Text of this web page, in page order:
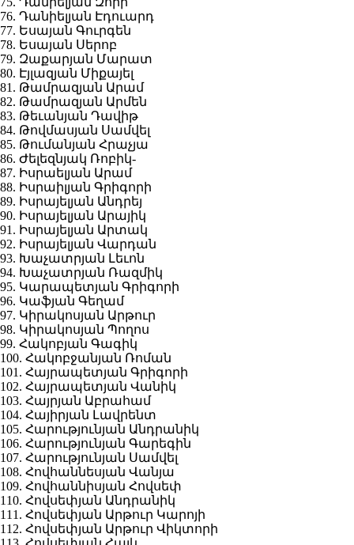
76. Դանիելյան Էդուարդ
77. Եսայան Գուրգեն
78. Եսայան Սերոբ
79. Զաքարյան Մարատ
80. Էյլազյան Միքայել
81. Թամրազյան Արամ
82. Թամրազյան Արմեն
83. Թեւանյան Դավիթ
84. Թովմասյան Սամվել
85. Թումանյան Հրաչյա
86. Ժելեզնյակ Ռոբիկ-
87. Իսրաելյան Արամ
88. Իսրաիլյան Գրիգորի
89. Իսրայելյան Անդրեյ
90. Իսրայելյան Արայիկ
91. Իսրայելյան Արտակ
92. Իսրայելյան Վարդան
93. Խաչատրյան Լեւոն
94. Խաչատրյան Ռազմիկ
95. Կարապետյան Գրիգորի
96. Կաֆյան Գեղամ
97. Կիրակոսյան Արթուր
98. Կիրակոսյան Պողոս
99. Հակոբյան Գագիկ
100. Հակոբջանյան Ռոման
101. Հայրապետյան Գրիգորի
102. Հայրապետյան Վանիկ
103. Հայրյան Աբրահամ
104. Հայիրյան Լավրենտ
105. Հարությունյան Անդրանիկ
106. Հարությունյան Գարեգին
107. Հարությունյան Սամվել
108. Հովհաննեսյան Վանյա
109. Հովհաննիսյան Հովսեփ
110. Հովսեփյան Անդրանիկ
111. Հովսեփյան Արթուր Կարոյի
112. Հովսեփյան Արթուր Վիկտորի